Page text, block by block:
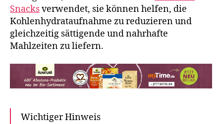
Snacksverwendet, sie können helfen, die
Kohlenhydrataufnahme zu reduzieren und
gleichzeitig sättigende und nahrhafte
Mahlzeiten zu liefern.
Wichtiger Hinweis